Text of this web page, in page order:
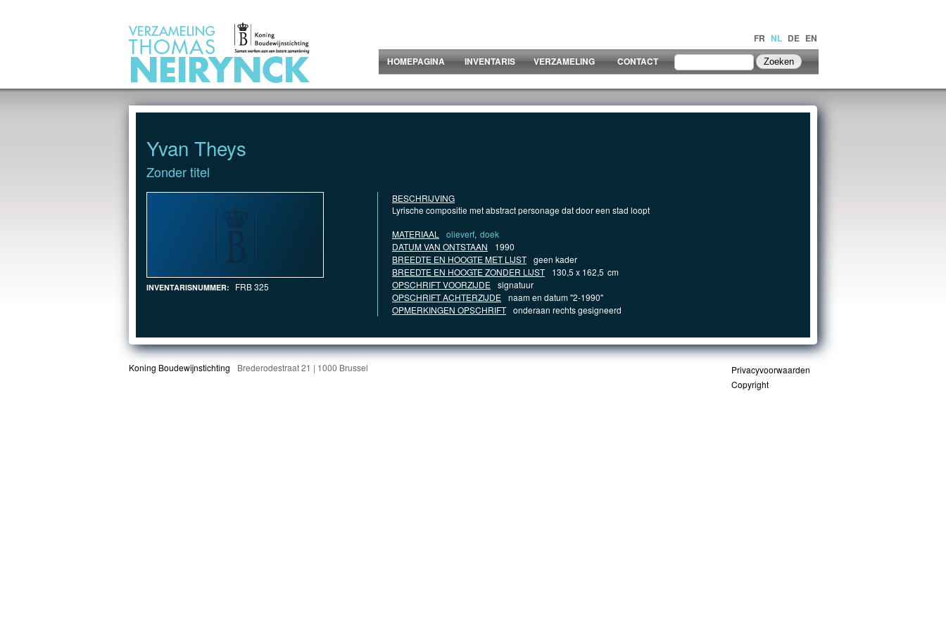
FR NL DE EN
HOMEPAGINA
INVENTARIS VERZAMELING CONTACT
Yvan Theys
Zonder titel
INVENTARISNUMMER: FRB 325
BESCHRIJVING
Lyrische compositie met abstract personage dat door een stad loopt
MATERIAAL
olieverf, doek
DATUM VAN ONTSTAAN
1990
BREEDTE EN HOOGTE MET LIJST geen kader
BREEDTE EN HOOGTE ZONDER LIJST
130,5 x 162,5 cm
OPSCHRIFT VOORZIJDE signatuur
OPSCHRIFT ACHTERZIJDE naam en datum "2-1990"
OPMERKINGEN OPSCHRIFT onderaan rechts gesigneerd
Koning Boudewijnstichting Brederodestraat 21 | 1000 Brussel
Privacyvoorwaarden
Copyright